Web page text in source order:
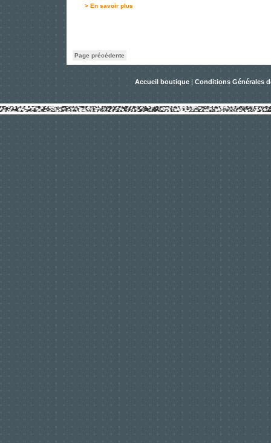
> En savoir plus
Page précédente
Accueil boutique | Conditions Générales